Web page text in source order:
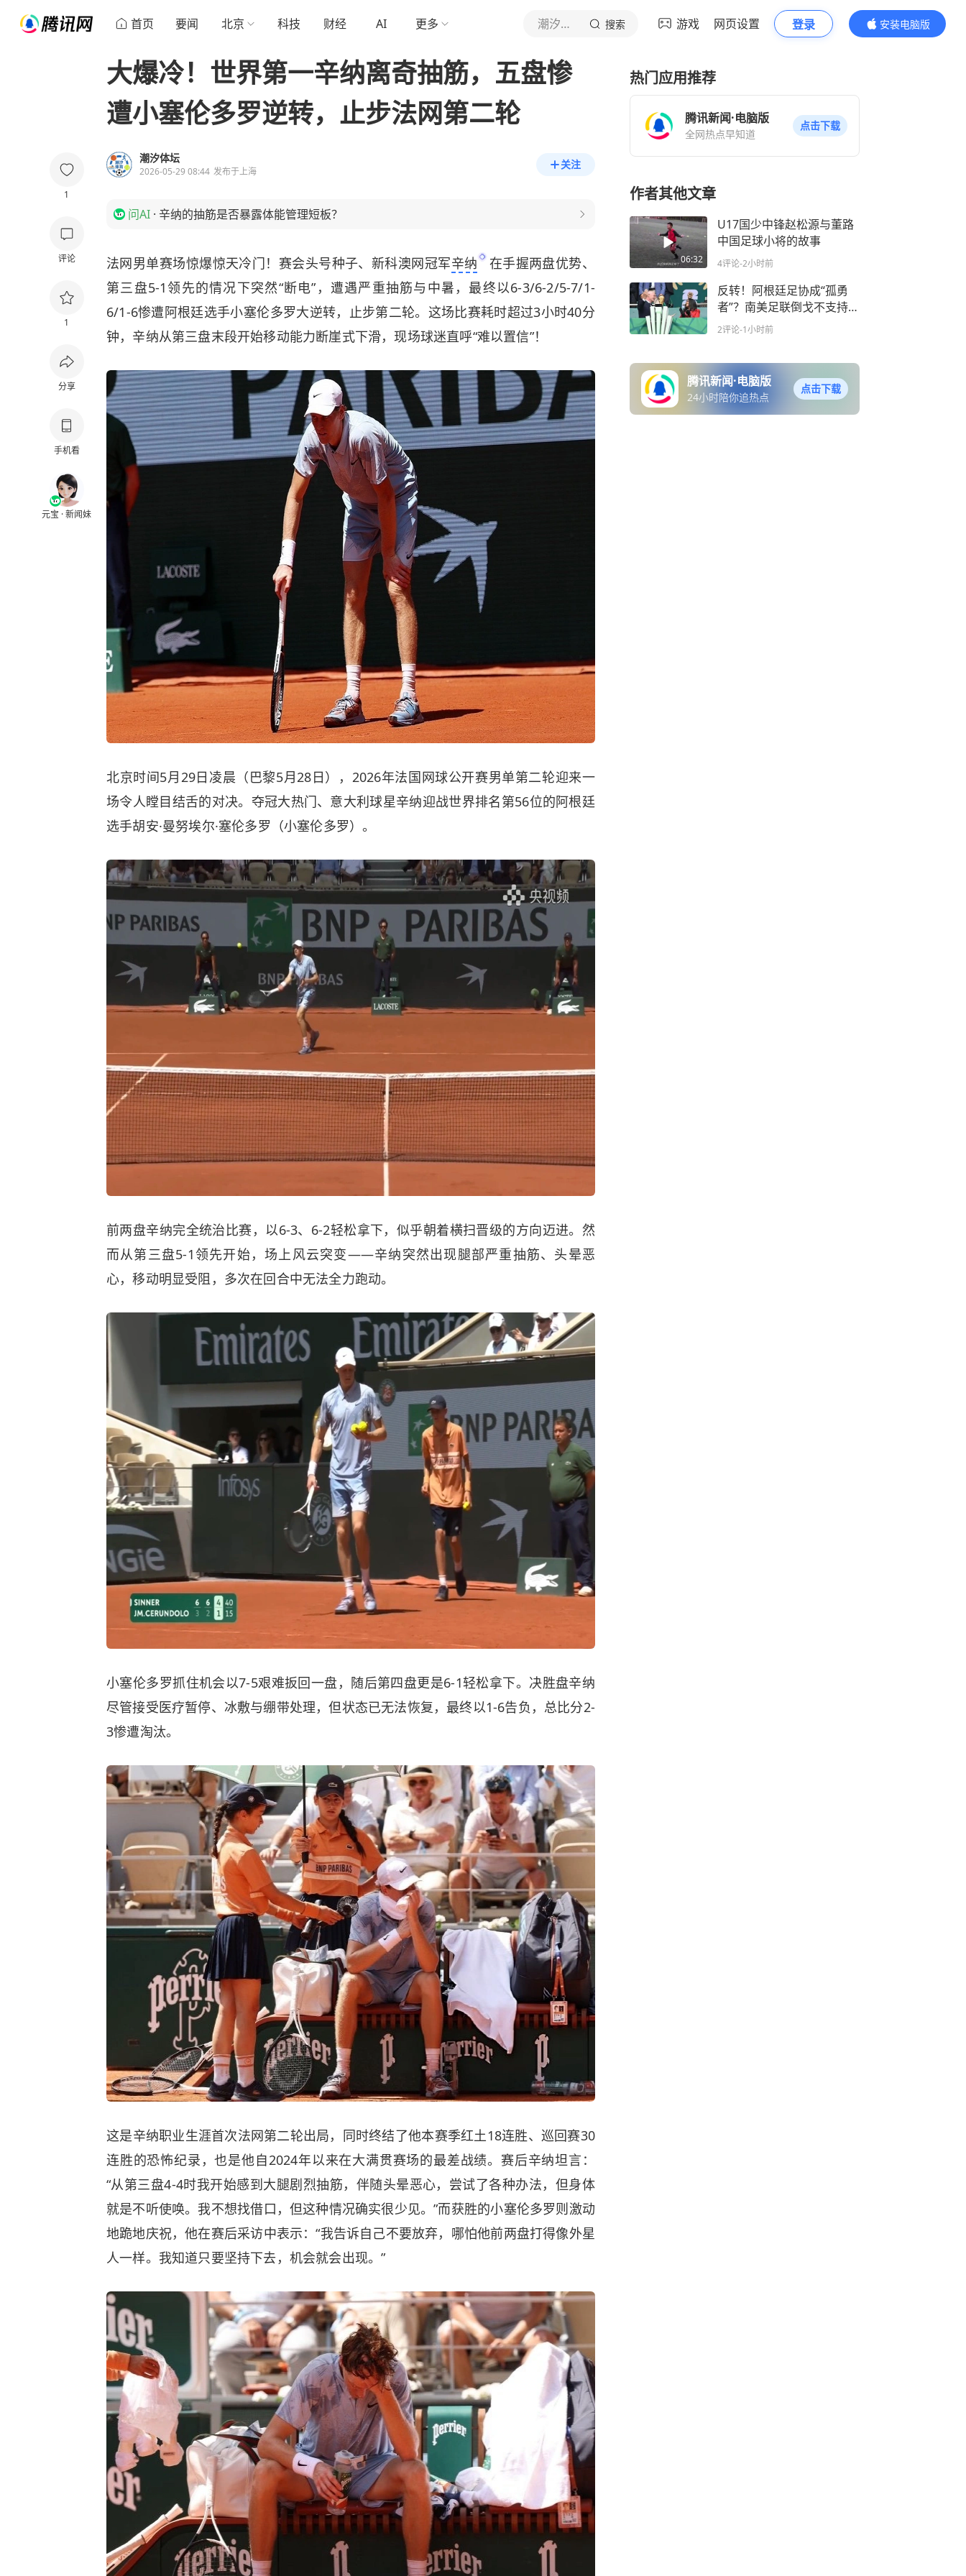
首页 要闻 北京 科技 财经 AI 更多 潮汐体坛 搜索 游戏 网页设置 登录
安装电脑版
内容更精彩
1
评论
1
分享
手机看
元宝 · 新闻妹
大爆冷！世界第一辛纳离奇抽筋，五盘惨
遭小塞伦多罗逆转，止步法网第二轮
潮汐体坛
2026-05-29 08:44 发布于上海
关注
问AI · 辛纳的抽筋是否暴露体能管理短板？
法网男单赛场惊爆惊天冷门！赛会头号种子、新科澳网冠军辛纳
在手握两盘优势、
第三盘5-1领先的情况下突然“断电”，遭遇严重抽筋与中暑，最终以6-3/6-2/5-7/1-
6/1-6惨遭阿根廷选手小塞伦多罗大逆转，止步第二轮。这场比赛耗时超过3小时40分
钟，辛纳从第三盘末段开始移动能力断崖式下滑，现场球迷直呼“难以置信”！
北京时间5月29日凌晨（巴黎5月28日），2026年法国网球公开赛男单第二轮迎来一
场令人瞠目结舌的对决。夺冠大热门、意大利球星辛纳迎战世界排名第56位的阿根廷
选手胡安·曼努埃尔·塞伦多罗（小塞伦多罗）。
前两盘辛纳完全统治比赛，以6-3、6-2轻松拿下，似乎朝着横扫晋级的方向迈进。然
而从第三盘5-1领先开始，场上风云突变——辛纳突然出现腿部严重抽筋、头晕恶
心，移动明显受阻，多次在回合中无法全力跑动。
小塞伦多罗抓住机会以7-5艰难扳回一盘，随后第四盘更是6-1轻松拿下。决胜盘辛纳
尽管接受医疗暂停、冰敷与绷带处理，但状态已无法恢复，最终以1-6告负，总比分2-
3惨遭淘汰。
这是辛纳职业生涯首次法网第二轮出局，同时终结了他本赛季红土18连胜、巡回赛30
连胜的恐怖纪录，也是他自2024年以来在大满贯赛场的最差战绩。赛后辛纳坦言：
“从第三盘4-4时我开始感到大腿剧烈抽筋，伴随头晕恶心，尝试了各种办法，但身体
就是不听使唤。我不想找借口，但这种情况确实很少见。”而获胜的小塞伦多罗则激动
地跪地庆祝，他在赛后采访中表示：“我告诉自己不要放弃，哪怕他前两盘打得像外星
人一样。我知道只要坚持下去，机会就会出现。”
热门应用推荐
腾讯新闻·电脑版
全网热点早知道
点击下载
作者其他文章
06:32
U17国少中锋赵松源与董路
中国足球小将的故事
4评论-2小时前
反转！阿根廷足协成“孤勇
者”？南美足联倒戈不支持因
凡蒂诺连任，非洲足联却力
2评论-1小时前
腾讯新闻·电脑版
24小时陪你追热点
点击下载